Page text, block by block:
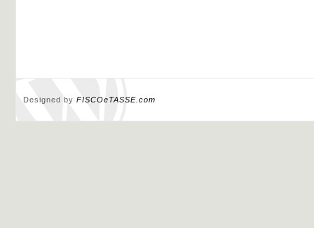
Designed by FISCOeTASSE.com